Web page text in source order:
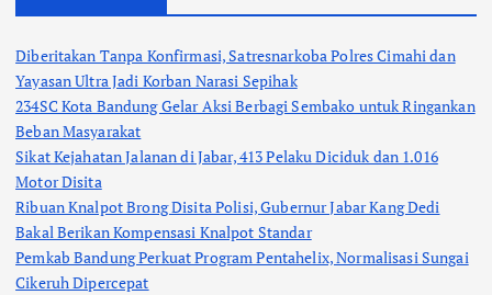
Diberitakan Tanpa Konfirmasi, Satresnarkoba Polres Cimahi dan
Yayasan Ultra Jadi Korban Narasi Sepihak
234SC Kota Bandung Gelar Aksi Berbagi Sembako untuk Ringankan
Beban Masyarakat
Sikat Kejahatan Jalanan di Jabar, 413 Pelaku Diciduk dan 1.016
Motor Disita
Ribuan Knalpot Brong Disita Polisi, Gubernur Jabar Kang Dedi
Bakal Berikan Kompensasi Knalpot Standar
Pemkab Bandung Perkuat Program Pentahelix, Normalisasi Sungai
Cikeruh Dipercepat